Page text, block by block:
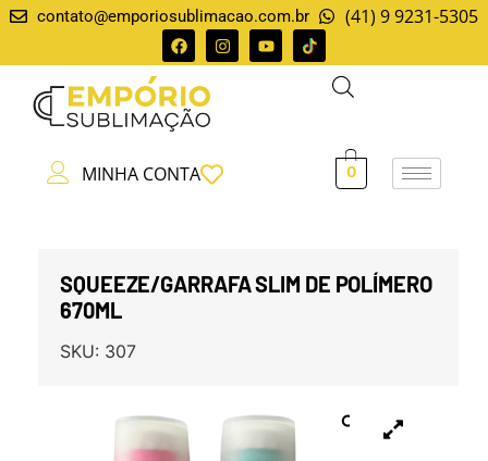
contato@emporiosublimacao.com.br (41) 9 9231-5305
MINHA CONTA 0
SQUEEZE/GARRAFA SLIM DE POLÍMERO
670ML
SKU: 307